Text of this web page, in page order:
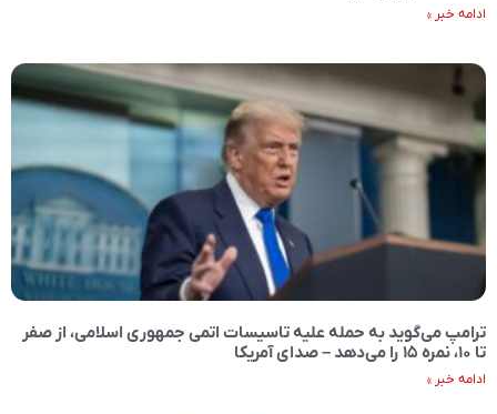
ادامه خبر »
ترامپ می‌گوید به حمله علیه تاسیسات اتمی جمهوری اسلامی، از صفر
تا ۱۰، نمره ۱۵ را می‌دهد – صدای آمریکا
ادامه خبر »